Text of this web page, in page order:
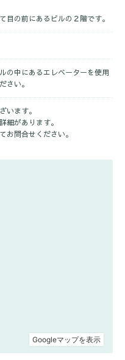
目の前にあるビルの２階です。
の中にあるエレベーターを使用
さい。
います。
細があります。
お問合せください。